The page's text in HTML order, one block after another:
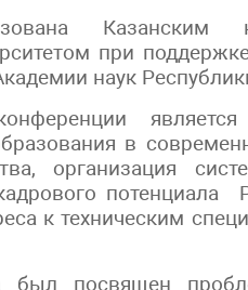
Казанским
при
наук
в
организация
к техническим
посвящен